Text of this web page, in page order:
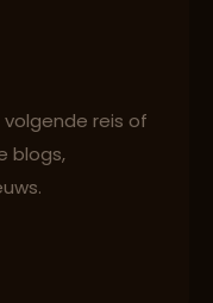
reis of
blogs,